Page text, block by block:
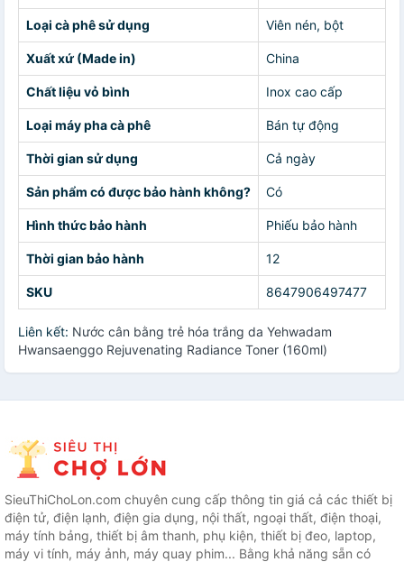
Loại cà phê sử dụng Viên nén, bột
Xuất xứ (Made in) China
Chất liệu vỏ bình Inox cao cấp
Loại máy pha cà phê Bán tự động
Thời gian sử dụng Cả ngày
Sản phẩm có được bảo hành không? Có
Hình thức bảo hành Phiếu bảo hành
Thời gian bảo hành 12
SKU 8647906497477
Liên kết: Nước cân bằng trẻ hóa trắng da Yehwadam
Hwansaenggo Rejuvenating Radiance Toner (160ml)
SieuThiChoLon.com chuyên cung cấp thông tin giá cả các thiết bị
điện tử, điện lạnh, điện gia dụng, nội thất, ngoại thất, điện thoại,
máy tính bảng, thiết bị âm thanh, phụ kiện, thiết bị đeo, laptop,
máy vi tính, máy ảnh, máy quay phim... Bằng khả năng sẵn có